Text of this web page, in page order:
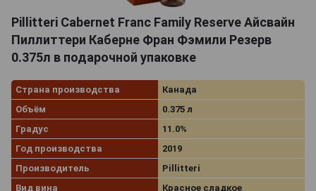
совершенствоваться и получать различные награды
за свое качество и превосходный вкус на
международных конкурсах и выставках.
Pillitteri Cabernet Franc Family Reserve Айсвайн
Пиллиттери Каберне Фран Фэмили Резерв
0.375л в подарочной упаковке
Страна производства
Канада
Объём
0.375 л
Градус
11.0%
Год производства
2019
Производитель
Pillitteri
Вид вина
Красное сладкое